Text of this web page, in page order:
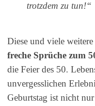
trotzdem zu tun!“
Diese und viele
freche Sprüche zum
die Feier des 50.
unvergesslichen
Geburtstag ist nicht